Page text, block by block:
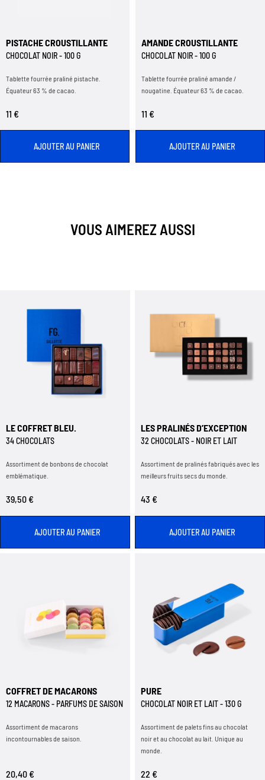
PISTACHE CROUSTILLANTE
CHOCOLAT NOIR - 100 G
Tablette fourrée praliné pistache.
Équateur 63 % de cacao.
11 €
AJOUTER AU PANIER
AMANDE CROUSTILLANTE
CHOCOLAT NOIR - 100 G
Tablette fourrée praliné amande /
nougatine. Équateur 63 % de cacao.
11 €
AJOUTER AU PANIER
VOUS AIMEREZ AUSSI
LE COFFRET BLEU.
34 CHOCOLATS
Assortiment de bonbons de chocolat
emblématique.
39,50 €
AJOUTER AU PANIER
LES PRALINÉS D’EXCEPTION
32 CHOCOLATS - NOIR ET LAIT
Assortiment de pralinés fabriqués avec les
meilleurs fruits secs du monde.
43 €
AJOUTER AU PANIER
COFFRET DE MACARONS
12 MACARONS - PARFUMS DE SAISON
Assortiment de macarons
incontournables de saison.
20,40 €
PURE
CHOCOLAT NOIR ET LAIT - 130 G
Assortiment de palets fins au chocolat
noir et au chocolat au lait. Unique au
monde.
22 €